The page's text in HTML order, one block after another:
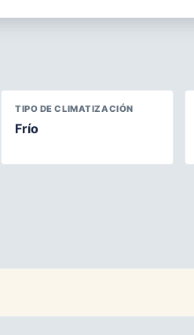
TIPO DE CLIMATIZACIÓN
Frío